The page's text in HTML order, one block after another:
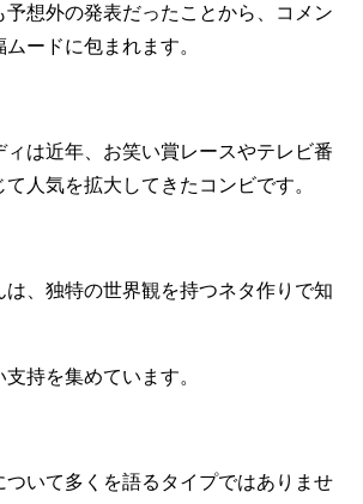
予想外の発表だったことから、コメン
ムードに包まれます。
ィは近年、お笑い賞レースやテレビ番
人気を拡大してきたコンビです。
は、独特の世界観を持つネタ作りで知
持を集めています。
ついて多くを語るタイプではありませ